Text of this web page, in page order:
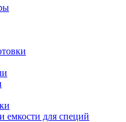
емкости для специй